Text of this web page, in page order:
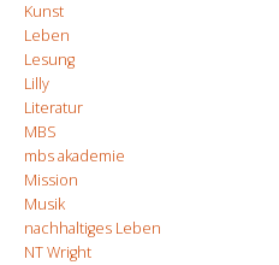
Kunst
Leben
Lesung
Lilly
Literatur
MBS
mbs akademie
Mission
Musik
nachhaltiges Leben
NT Wright